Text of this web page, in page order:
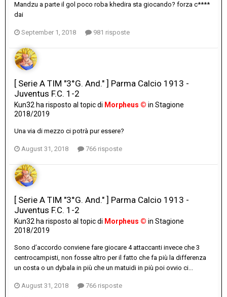
Mandzu a parte il gol poco roba khedira sta giocando? forza c****
dai
September 1, 2018 981 risposte
[ Serie A TIM "3°G. And." ] Parma Calcio 1913 -
Juventus F.C. 1-2
Kun32 ha risposto al topic di Morpheus © in Stagione
2018/2019
Una via di mezzo ci potrà pur essere?
August 31, 2018 766 risposte
[ Serie A TIM "3°G. And." ] Parma Calcio 1913 -
Juventus F.C. 1-2
Kun32 ha risposto al topic di Morpheus © in Stagione
2018/2019
Sono d’accordo conviene fare giocare 4 attaccanti invece che 3
centrocampisti, non fosse altro per il fatto che fa più la differenza
un costa o un dybala in più che un matuidi in più poi ovvio ci...
August 31, 2018 766 risposte